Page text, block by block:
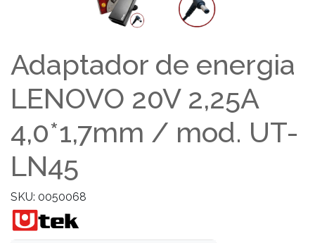
Adaptador de energia
LENOVO 20V 2,25A
4,0*1,7mm / mod. UT-
LN45
SKU: 0050068